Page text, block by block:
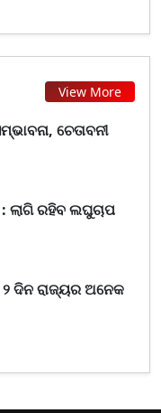
View More
ଚେତାବନୀ
ଲାଗି ରହିବ ଲଘୁଚାପ
ଦିନ ରାଜ୍ୟର ଅନେକ